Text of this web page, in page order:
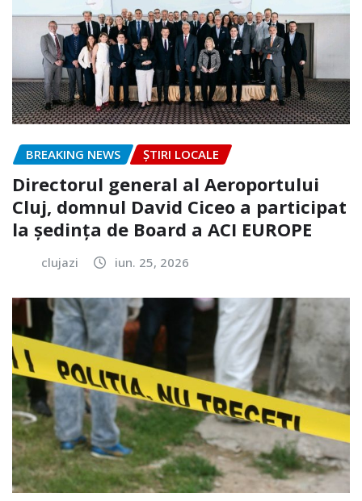
BREAKING NEWS ȘTIRI LOCALE
Directorul general al Aeroportului
Cluj, domnul David Ciceo a participat
la ședința de Board a ACI EUROPE
clujazi iun. 25, 2026